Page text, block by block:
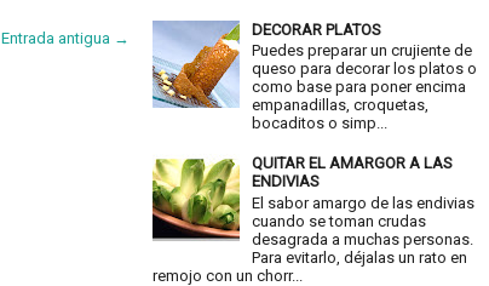
Entrada antigua →
DECORAR PLATOS
Puedes preparar un crujiente de
queso para decorar los platos o
como base para poner encima
empanadillas, croquetas,
bocaditos o simp...
QUITAR EL AMARGOR A LAS
ENDIVIAS
El sabor amargo de las endivias
cuando se toman crudas
desagrada a muchas personas.
Para evitarlo, déjalas un rato en
remojo con un chorr...